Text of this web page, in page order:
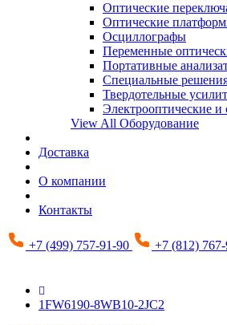
Оптические
Оптические
Осциллографы
Переменные
Портативные
Специальные
Твердотельные
Электрооптические и
View All Оборудование
Доставка
О компании
Контакты
+7 (499) 757-91-90 +7 (812)
1FW6190-8WB10-2JC2